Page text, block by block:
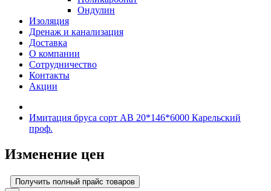
Ондулин
Изоляция
Дренаж и канализация
Доставка
О компании
Cотрудничество
Контакты
Акции
Имитация бруса сорт АВ 20*146*6000 Карельский
проф.
Изменение цен
Получить полный прайс товаров